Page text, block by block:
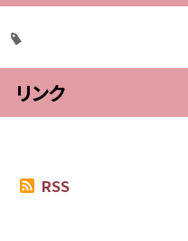
リンク
RSS